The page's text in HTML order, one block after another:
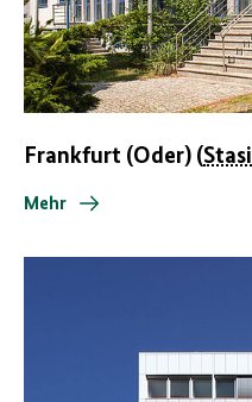
Frankfurt (Oder) (Stasi
Mehr